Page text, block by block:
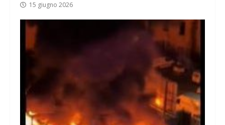
15 giugno 2026